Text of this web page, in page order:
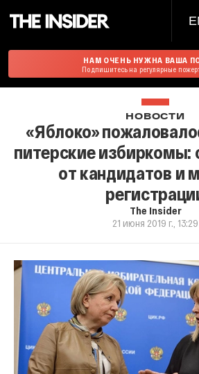
НАМ ОЧЕНЬ НУЖНА ВАША
Подпишитесь на регулярные
НОВОСТИ
«Яблоко»
питерские избиркомы:
от кандидатов и
The Insider
21 июня 2019 г., 13:29